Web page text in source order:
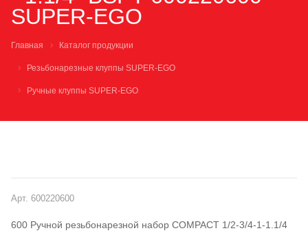
SUPER-EGO
Главная Каталог продукции
Резьбонарезные клуппы SUPER-EGO
Ручные клуппы SUPER-EGO
Арт. 600220600
600 Ручной резьбонарезной набор COMPACT 1/2-3/4-1-1.1/4